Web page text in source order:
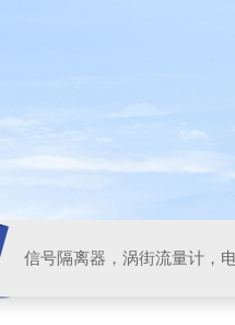
信号隔离器，涡街流量计，